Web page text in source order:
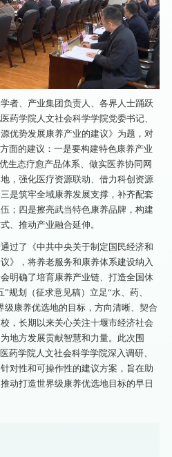
者、产业集团负责人、各界人士踊跃
药学院人文社会科学学院党委书记、
优势发展康养产业的建议》为题，对
面的建议：一是要构建特色康养产业
生态疗愈产品体系、做实医养协同网
，强化医疗资源联动、借力科创资源
是筑牢全域康养发展支撑，补齐配套
；四是擦亮武当特色康养品牌，构建
、推动产业融合延伸。
过了《中共中央关于制定国民经济和
》，将养老服务和康养体系建设纳入
明确了培育康养产业链、打造全国休
规划（征求意见稿）立足“水、药、
级康养优选地的目标，方向清晰、契合
，长期以来关心关注十堰市经济社会
地方发展贡献智慧和力量。此次围
药学院人文社会科学学院深入调研、
对性和可操作性的建议方案，旨在助
动打造世界级康养优选地目标的早日